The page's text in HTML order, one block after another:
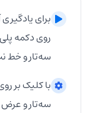
برای
روی دکمه
سه‌تارو خط
با کلیک بر
سه‌تارو عرض